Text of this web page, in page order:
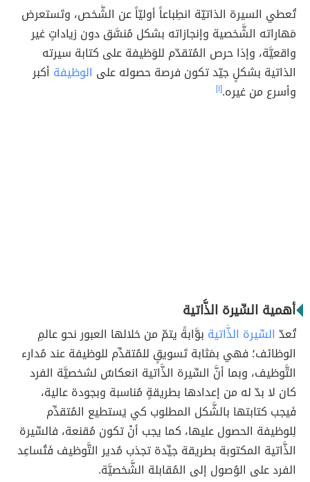
تُعطي السيرة الذاتيّة انطِباعاً أوليّاً عن الشَّخص، وتَستعرض
مَهاراته الشَّخصية وإنجازاته بشكل مُنسَّق دون زياداتٍ غير
واقعيَّة، وإذا حرص المُتقدّم للوَظيفة على كتابة سيرته
الذاتية بشكلٍ جيّد تكون فرصة حصوله على الوظيفة أكبر
وأسرع من غيره.[١]
أهمية السِّيرة الذَّاتية
تُعدّ السِّيرة الذَّاتية بوَّابةً يتمّ من خلالها العبور نحو عالمِ
الوظائف؛ فهي بمَثابة تَسويقٍ للمُتقدِّم للوظيفة عند مُدارء
التَّوظيف، وبما أنَّ السِّيرة الذَّاتية انعكاسٌ لشخصيَّة الفرد
كان لا بدّ له من إعدادها بطريقةٍ مُناسبة وبجودة عالية،
فَيجب كتابتها بالشَّكل المطلوب كي يَستطيع المُتقدِّم
لِلوظيفة الحصول عليها، كما يجب أنْ تكون مُقنعة، فالسِّيرة
الذَّاتية المكتوبة بطريقة جيِّدة تجذب مُدير التَّوظيف فَتُساعِد
الفرد على الوُصول إلى المُقابلة الشَّخصيَّة.